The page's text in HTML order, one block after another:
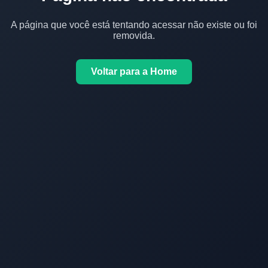
A página que você está tentando acessar não existe ou foi
removida.
Voltar para a Home